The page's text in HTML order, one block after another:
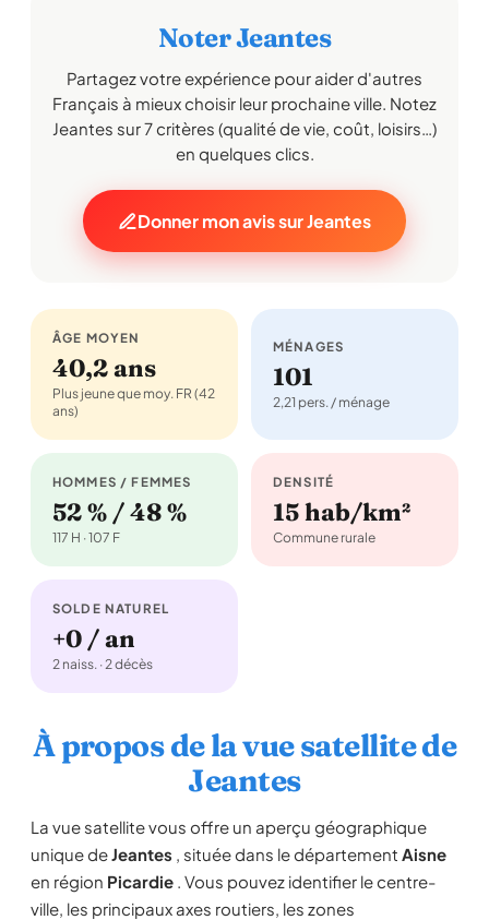
Noter Jeantes
Partagez votre expérience pour aider d'autres
Français à mieux choisir leur prochaine ville. Notez
Jeantes sur 7 critères (qualité de vie, coût, loisirs…)
en quelques clics.
Donner mon avis sur Jeantes
ÂGE MOYEN
40,2 ans
Plus jeune que moy. FR (42
ans)
MÉNAGES
101
2,21 pers. / ménage
HOMMES / FEMMES
52 % / 48 %
117 H · 107 F
DENSITÉ
15 hab/km²
Commune rurale
SOLDE NATUREL
+0 / an
2 naiss. · 2 décès
À propos de la vue satellite de
Jeantes
La vue satellite vous offre un aperçu géographique
unique deJeantes , située dans le département Aisne
en région Picardie . Vous pouvez identifier le centre-
ville, les principaux axes routiers, les zones